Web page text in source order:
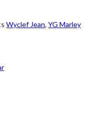
Wyclef Jean, YG Marley